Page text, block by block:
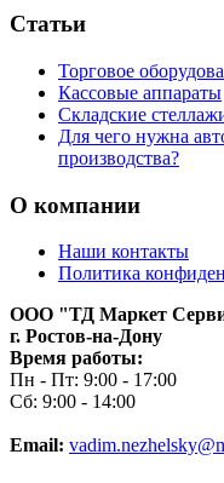
Статьи
Торговое
Кассовые аппараты
Складские
Для чего нужна
производства?
О компании
Наши контакты
Политика
ООО "ТД Маркет
г. Ростов-на-Дону
Время работы:
Пн - Пт: 9:00 - 17:00
Сб: 9:00 - 14:00
Email: